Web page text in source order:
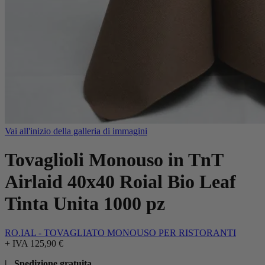
Vai all'inizio della galleria di immagini
Tovaglioli Monouso in TnT
Airlaid 40x40 Roial Bio Leaf
Tinta Unita 1000 pz
RO.IAL - TOVAGLIATO MONOUSO PER RISTORANTI
+ IVA 125,90 €